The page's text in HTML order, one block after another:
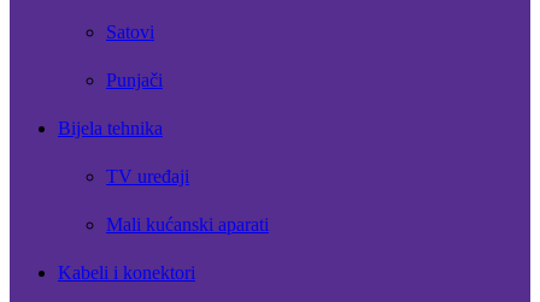
Satovi
Punjači
Bijela tehnika
TV uređaji
Mali kućanski aparati
Kabeli i konektori